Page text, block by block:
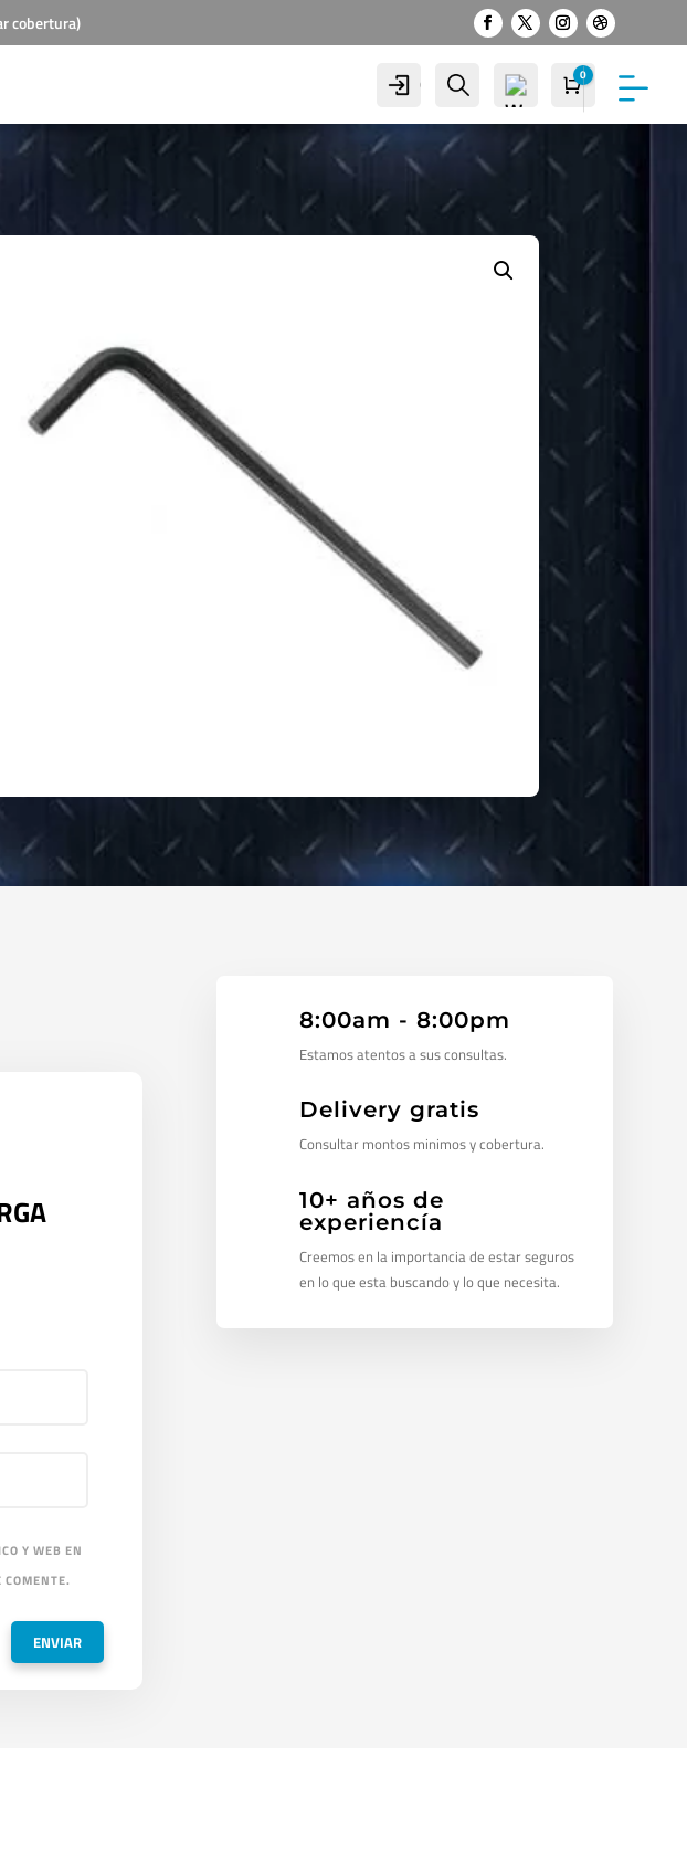
cobertura)
Cuenta Buscar Carro
0 S/0.00
Y WEB EN
COMENTE.
8:00am - 8:00pm
Estamos atentos a sus consultas.
Delivery gratis
Consultar montos minimos y cobertura.
10+ años de
experiencía
Creemos en la importancia de estar seguros
en lo que esta buscando y lo que necesita.